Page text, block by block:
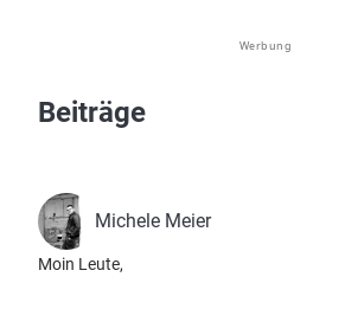
Werbung
Beiträge
Michele Meier
Moin Leute,